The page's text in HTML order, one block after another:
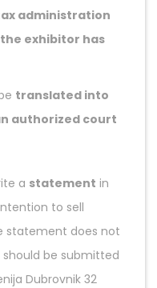
administration
exhibitor has
translated into
authorized court
a statement in
to sell
statement does not
be submitted
Dubrovnik 32